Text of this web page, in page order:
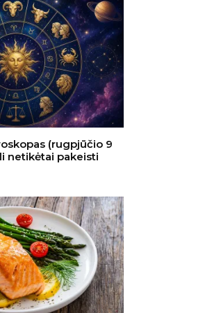
(rugpjūčio 9
netikėtai pakeisti